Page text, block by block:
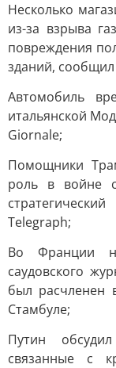
Несколько
из-за взрыва
повреждения
зданий,
Автомобиль
итальянской
Giornale;
Помощники
роль в войне
Telegraph;
Во Франции
саудовского
был расчленен
Стамбуле;
Путин
связанные с